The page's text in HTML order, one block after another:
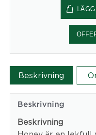
Beskrivning
Beskrivning
Beskrivning